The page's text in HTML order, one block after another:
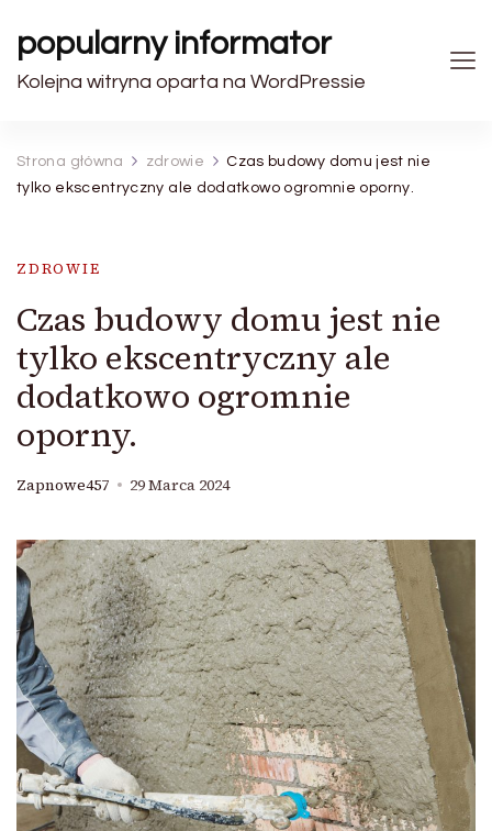
popularny informator
Kolejna witryna oparta na WordPressie
Strona główna zdrowie
Czas budowy domu jest nie
tylko ekscentryczny ale dodatkowo ogromnie oporny.
ZDROWIE
Czas budowy domu jest nie
tylko ekscentryczny ale
dodatkowo ogromnie
oporny.
Zapnowe457 29 Marca 2024